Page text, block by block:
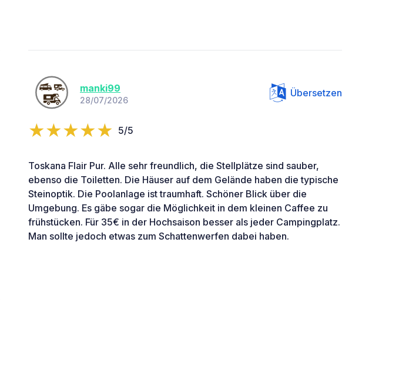
manki99
28/07/2026
Übersetzen
5/5
Toskana Flair Pur. Alle sehr freundlich, die Stellplätze sind sauber,
ebenso die Toiletten. Die Häuser auf dem Gelände haben die typische
Steinoptik. Die Poolanlage ist traumhaft. Schöner Blick über die
Umgebung. Es gäbe sogar die Möglichkeit in dem kleinen Caffee zu
frühstücken. Für 35€ in der Hochsaison besser als jeder Campingplatz.
Man sollte jedoch etwas zum Schattenwerfen dabei haben.